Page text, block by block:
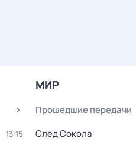
МИР
Прошедшие передачи
13:15 Слeд Сoкола